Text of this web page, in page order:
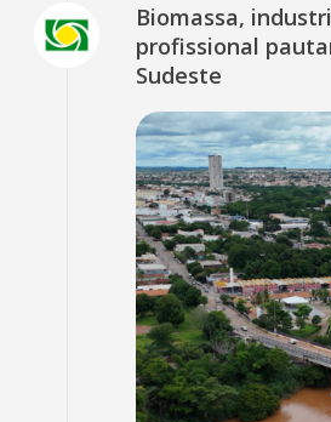
Biomassa,
profissional
Sudeste